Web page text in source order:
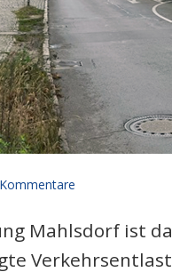
Mahlsdorf ist